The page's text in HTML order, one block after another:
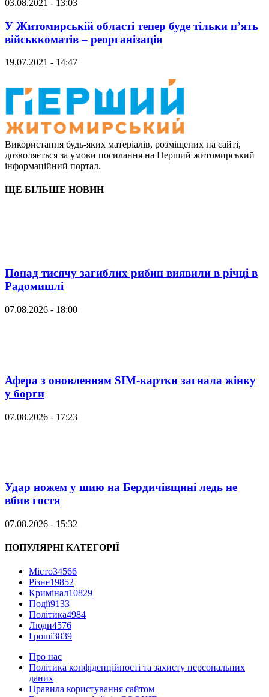
03.08.2021 - 13:03
У Житомирській області тепер буде тільки п’ять
військкоматів – реорганізація
19.07.2021 - 14:47
Використання будь-яких матеріалів, розміщених на сайті,
дозволяється за умови посилання на Перший житомирський
інформаційний портал.
ЩЕ БІЛЬШЕ НОВИН
Понад тисячу загиблих рибин виявили в річці в
Радомишлі
07.08.2026 - 18:00
Афера з оновленням SIM-картки загнала жінку
у борги
07.08.2026 - 17:23
Удар ножем у шию на Бердичівщині ледь не
вбив гостя
07.08.2026 - 15:32
ПОПУЛЯРНІ КАТЕГОРІЇ
Місто34566
Різне19852
Кримінал10829
Події9133
Політика4984
Люди4576
Гроші3839
Про нас
Політика конфіденційності та захисту персональних
даних
Правила користування сайтом